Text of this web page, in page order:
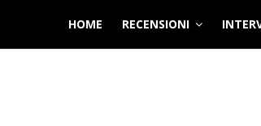
content
HOME RECENSIONI